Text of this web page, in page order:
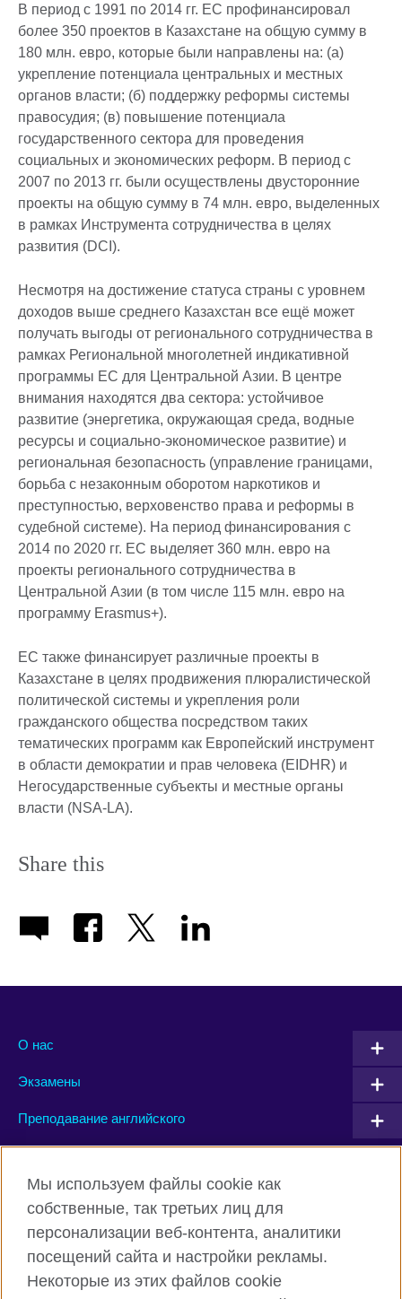
В период с 1991 по 2014 гг. ЕС профинансировал
более 350 проектов в Казахстане на общую сумму в
180 млн. евро, которые были направлены на: (а)
укрепление потенциала центральных и местных
органов власти; (б) поддержку реформы системы
правосудия; (в) повышение потенциала
государственного сектора для проведения
социальных и экономических реформ. В период с
2007 по 2013 гг. были осуществлены двусторонние
проекты на общую сумму в 74 млн. евро, выделенных
в рамках Инструмента сотрудничества в целях
развития (DCI).
Несмотря на достижение статуса страны с уровнем
доходов выше среднего Казахстан все ещё может
получать выгоды от регионального сотрудничества в
рамках Региональной многолетней индикативной
программы ЕС для Центральной Азии. В центре
внимания находятся два сектора: устойчивое
развитие (энергетика, окружающая среда, водные
ресурсы и социально-экономическое развитие) и
региональная безопасность (управление границами,
борьба с незаконным оборотом наркотиков и
преступностью, верховенство права и реформы в
судебной системе). На период финансирования с
2014 по 2020 гг. ЕС выделяет 360 млн. евро на
проекты регионального сотрудничества в
Центральной Азии (в том числе 115 млн. евро на
программу Erasmus+).
ЕС также финансирует различные проекты в
Казахстане в целях продвижения плюралистической
политической системы и укрепления роли
гражданского общества посредством таких
тематических программ как Европейский инструмент
в области демократии и прав человека (EIDHR) и
Негосударственные субъекты и местные органы
власти (NSA-LA).
Share this
О нас
Экзамены
Преподавание английского
Facebook Twitter
Instagram YouTube
Мы используем файлы cookie как
собственные, так третьих лиц для
персонализации веб-контента, аналитики
посещений сайта и настройки рекламы.
Некоторые из этих файлов cookie